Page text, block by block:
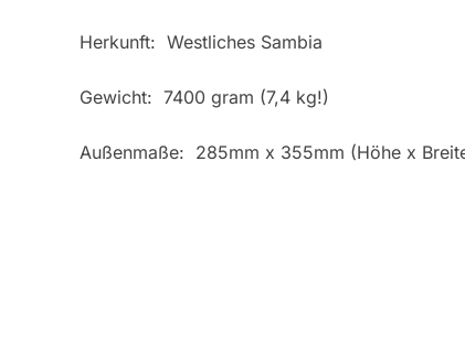
Herkunft: Westliches Sambia
Gewicht: 7400 gram (7,4 kg!)
Außenmaße: 285mm x 355mm (Höhe x